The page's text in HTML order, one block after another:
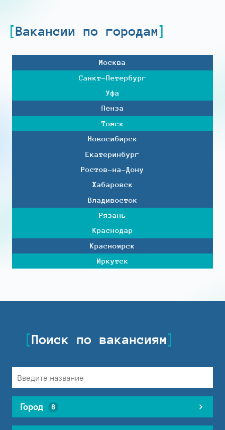
Вакансии по городам
Москва
Санкт-Петербург
Уфа
Пенза
Томск
Новосибирск
Екатеринбург
Ростов-на-Дону
Хабаровск
Владивосток
Рязань
Краснодар
Красноярск
Иркутск
Поиск по вакансиям
Город 8